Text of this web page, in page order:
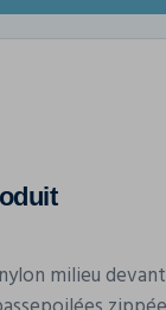
milieu